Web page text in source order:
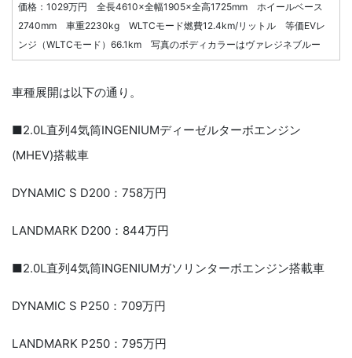
価格：1029万円 全長4610×全幅1905×全高1725mm ホイールベース
2740mm 車重2230kg WLTCモード燃費12.4km/リットル 等価EVレ
ンジ（WLTCモード）66.1km 写真のボディカラーはヴァレジネブルー
車種展開は以下の通り。
■2.0L直列4気筒INGENIUMディーゼルターボエンジン
(MHEV)搭載車
DYNAMIC S D200：758万円
LANDMARK D200：844万円
■2.0L直列4気筒INGENIUMガソリンターボエンジン搭載車
DYNAMIC S P250：709万円
LANDMARK P250：795万円